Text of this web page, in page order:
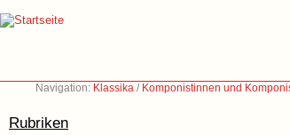
Navigation: Klassika / Komponistinnen und
Rubriken